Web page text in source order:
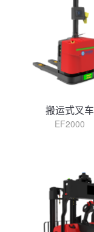
搬运式叉车
EF2000